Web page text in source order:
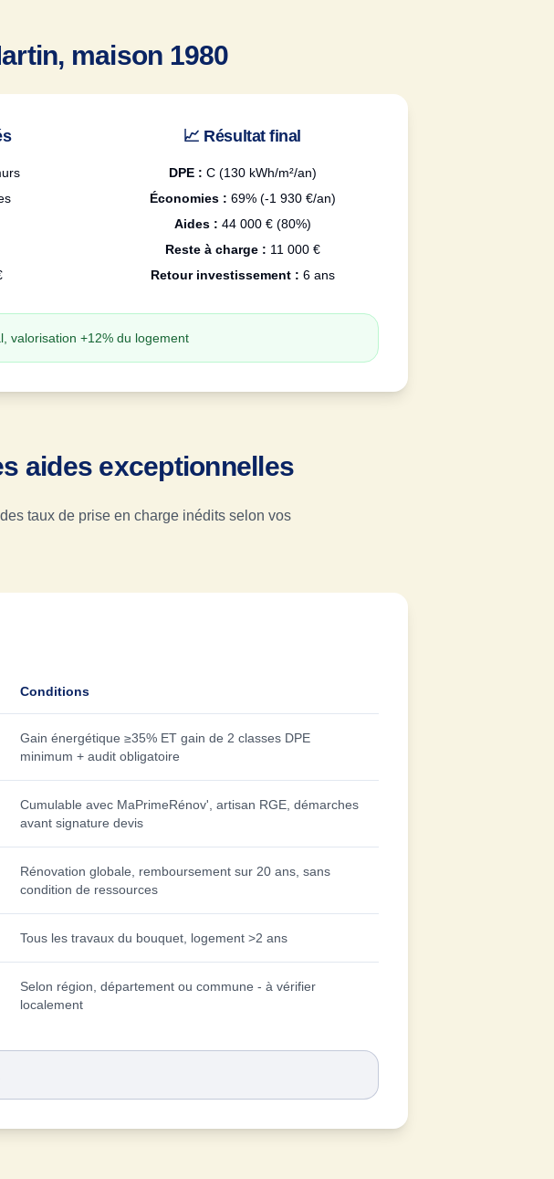
maison 1980
📈 Résultat final
DPE : C (130 kWh/m²/an)
Économies : 69% (-1 930 €/an)
Aides : 44 000 € (80%)
Reste à charge : 11 000 €
Retour investissement : 6 ans
valorisation +12% du logement
aides exceptionnelles
taux de prise en charge inédits selon vos
Conditions
Gain énergétique ≥35% ET gain de 2 classes DPE
minimum + audit obligatoire
Cumulable avec MaPrimeRénov', artisan RGE, démarches
avant signature devis
Rénovation globale, remboursement sur 20 ans, sans
condition de ressources
Tous les travaux du bouquet, logement >2 ans
Selon région, département ou commune - à vérifier
localement